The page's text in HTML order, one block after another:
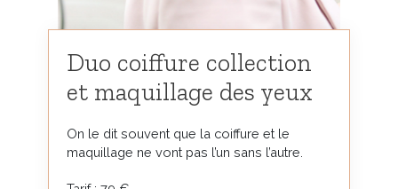
Duo coiffure collection
et maquillage des yeux
On le dit souvent que la coiffure et le
maquillage ne vont pas l’un sans l’autre.